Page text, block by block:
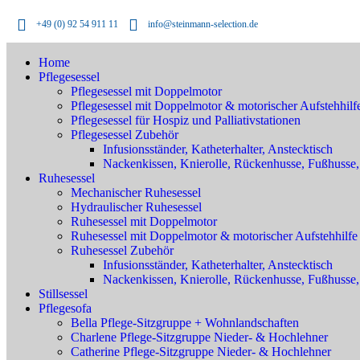
+49 (0) 92 54 911 11 info@steinmann-selection.de
Home
Pflegesessel
Pflegesessel mit Doppelmotor
Pflegesessel mit Doppelmotor & motorischer
Pflegesessel für Hospiz und Palliativstationen
Pflegesessel Zubehör
Infusionsständer, Katheterhalter, Anstecktisch
Nackenkissen, Knierolle, Rückenhusse,
Ruhesessel
Mechanischer Ruhesessel
Hydraulischer Ruhesessel
Ruhesessel mit Doppelmotor
Ruhesessel mit Doppelmotor & motorischer Aufstehhilfe
Ruhesessel Zubehör
Infusionsständer, Katheterhalter, Anstecktisch
Nackenkissen, Knierolle, Rückenhusse,
Stillsessel
Pflegesofa
Bella Pflege-Sitzgruppe + Wohnlandschaften
Charlene Pflege-Sitzgruppe Nieder- & Hochlehner
Catherine Pflege-Sitzgruppe Nieder- & Hochlehner